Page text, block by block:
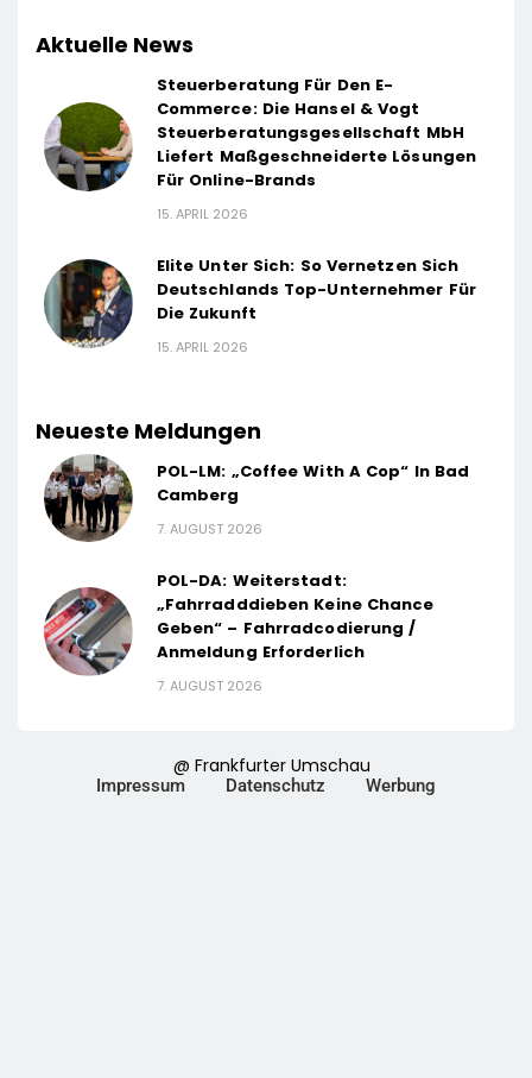
Aktuelle News
Steuerberatung Für Den E-
Commerce: Die Hansel & Vogt
Steuerberatungsgesellschaft MbH
Liefert Maßgeschneiderte Lösungen
Für Online-Brands
15. APRIL 2026
Elite Unter Sich: So Vernetzen Sich
Deutschlands Top-Unternehmer Für
Die Zukunft
15. APRIL 2026
Neueste Meldungen
POL-LM: „Coffee With A Cop“ In Bad
Camberg
7. AUGUST 2026
POL-DA: Weiterstadt:
„Fahrradddieben Keine Chance
Geben“ – Fahrradcodierung /
Anmeldung Erforderlich
7. AUGUST 2026
@ Frankfurter Umschau
Impressum Datenschutz Werbung